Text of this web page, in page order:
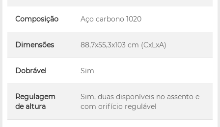
Composição Aço carbono 1020
Dimensões 88,7x55,3x103 cm (CxLxA)
Dobrável Sim
Regulagem
de altura
Sim, duas disponíveis no assento e
com orifício regulável